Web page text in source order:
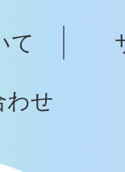
へ
て
わせ